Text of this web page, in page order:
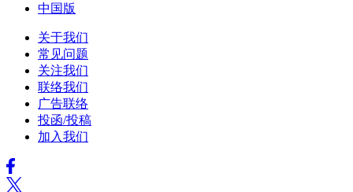
中国版
关于我们
常见问题
关注我们
联络我们
广告联络
投函/投稿
加入我们